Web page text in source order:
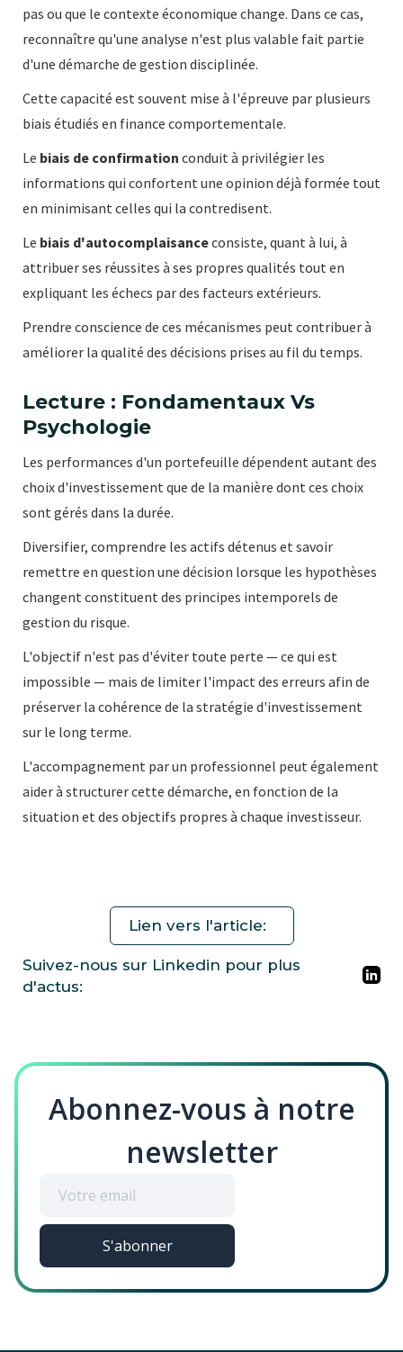
pas ou que le contexte économique change. Dans ce cas,
reconnaître qu'une analyse n'est plus valable fait partie
d'une démarche de gestion disciplinée.
Cette capacité est souvent mise à l'épreuve par plusieurs
biais étudiés en finance comportementale.
Le biais de confirmation conduit à privilégier les
informations qui confortent une opinion déjà formée tout
en minimisant celles qui la contredisent.
Le biais d'autocomplaisanceconsiste, quant à lui, à
attribuer ses réussites à ses propres qualités tout en
expliquant les échecs par des facteurs extérieurs.
Prendre conscience de ces mécanismes peut contribuer à
améliorer la qualité des décisions prises au fil du temps.
Lecture : Fondamentaux Vs
Psychologie
Les performances d'un portefeuille dépendent autant des
choix d'investissement que de la manière dont ces choix
sont gérés dans la durée.
Diversifier, comprendre les actifs détenus et savoir
remettre en question une décision lorsque les hypothèses
changent constituent des principes intemporels de
gestion du risque.
L'objectif n'est pas d'éviter toute perte — ce qui est
impossible — mais de limiter l'impact des erreurs afin de
préserver la cohérence de la stratégie d'investissement
sur le long terme.
L'accompagnement par un professionnel peut également
aider à structurer cette démarche, en fonction de la
situation et des objectifs propres à chaque investisseur.
Lien vers l'article:
Suivez-nous sur Linkedin pour plus
d'actus:
Abonnez-vous à notre
newsletter